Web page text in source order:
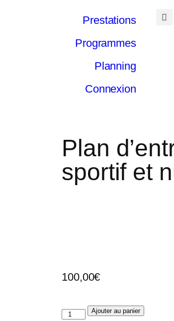
Prestations
Programmes
Planning
Connexion
Plan
sportif et
100,00€
Ajouter au panier